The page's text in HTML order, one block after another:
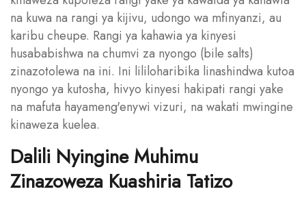
na kuwa na rangi ya kijivu, udongo wa mfinyanzi, au
karibu cheupe. Rangi ya kahawia ya kinyesi
husababishwa na chumvi za nyongo (bile salts)
zinazotolewa na ini. Ini lililoharibika linashindwa kutoa
nyongo ya kutosha, hivyo kinyesi hakipati rangi yake
na mafuta hayameng'enywi vizuri, na wakati mwingine
kinaweza kuelea.
Dalili Nyingine Muhimu
Zinazoweza Kuashiria Tatizo